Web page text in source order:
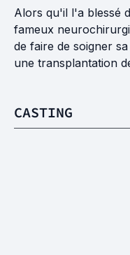
Alors qu'il l'a blessé
fameux
de faire de soigner
une transplantation
CASTING